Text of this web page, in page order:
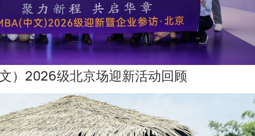
）2026级北京场迎新活动回顾